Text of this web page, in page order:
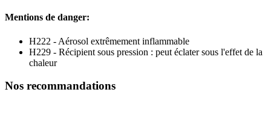
Mentions de danger:
H222 - Aérosol extrêmement inflammable
H229 - Récipient sous pression : peut éclater sous l'effet de la
chaleur
Nos recommandations